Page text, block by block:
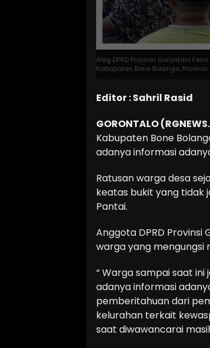
Aleg DPRD Provinsi Gorontalo
Kabupaten Bone Bolango,
Editor : Sahril Rasid
GORONTALO
Kabupaten Bone
adanya informasi
Ratusan warga desa
keatas bukit yang tidak
Pantai.
Anggota DPRD Provinsi
warga yang mengungsi
“ Warga sampai saat
adanya informasi
pemberitahuan dari
kelurahan terkait
saat diwawancarai